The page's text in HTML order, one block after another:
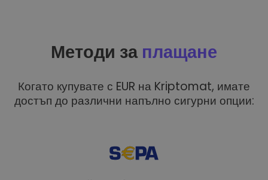
Методи за плащане
Когато купувате с EUR на Kriptomat, имате
достъп до различни напълно сигурни опции: